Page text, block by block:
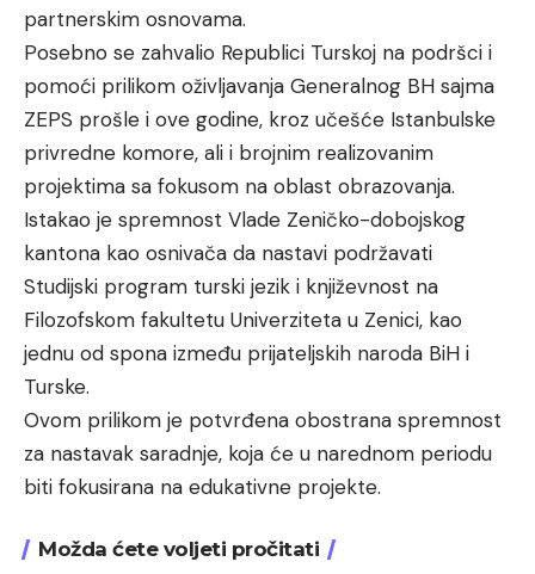
partnerskim osnovama.
Posebno se zahvalio Republici Turskoj na podršci i
pomoći prilikom oživljavanja Generalnog BH sajma
ZEPS prošle i ove godine, kroz učešće Istanbulske
privredne komore, ali i brojnim realizovanim
projektima sa fokusom na oblast obrazovanja.
Istakao je spremnost Vlade Zeničko-dobojskog
kantona kao osnivača da nastavi podržavati
Studijski program turski jezik i književnost na
Filozofskom fakultetu Univerziteta u Zenici, kao
jednu od spona između prijateljskih naroda BiH i
Turske.
Ovom prilikom je potvrđena obostrana spremnost
za nastavak saradnje, koja će u narednom periodu
biti fokusirana na edukativne projekte.
Možda ćete voljeti pročitati